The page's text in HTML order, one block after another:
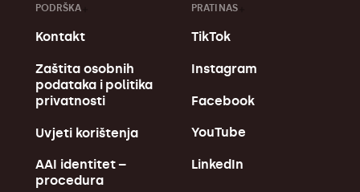
PODRŠKA
Kontakt
Zaštita osobnih
podataka i politika
privatnosti
Uvjeti korištenja
AAI identitet –
procedura
PRATI NAS
TikTok
Instagram
Facebook
YouTube
LinkedIn